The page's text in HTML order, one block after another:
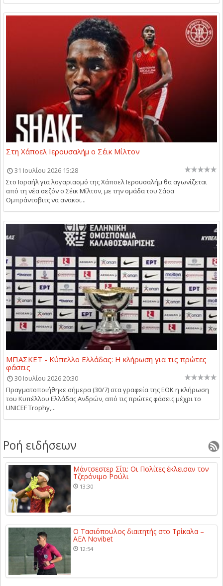
Στη Χάποελ Ιερουσαλήμ ο Σέικ Μίλτον
31 Ιουλίου 2026 15:28
Στο Ισραήλ για λογαριασμό της Χάποελ Ιερουσαλήμ θα αγωνίζεται
από τη νέα σεζόν ο Σέικ Μίλτον, με την ομάδα του Σάσα
Ομπράντοβιτς να ανακοι...
ΜΠΑΣΚΕΤ - Κύπελλο Ελλάδας: Η κλήρωση για τις πρώτες
φάσεις
30 Ιουλίου 2026 20:30
Πραγματοποιήθηκε σήμερα (30/7) στα γραφεία της ΕΟΚ η κλήρωση
του Κυπέλλου Ελλάδας Ανδρών, από τις πρώτες φάσεις μέχρι το
UNICEF Trophy,...
Ροή ειδήσεων
Μάντσεστερ Σίτι: Οι Πολίτες έκλεισαν τον
Τζερόνιμο Ρούλι
13:30
Ο Τασιόπουλος διαιτητής στο Τρίκαλα –
ΑΕΛ Novibet
12:54